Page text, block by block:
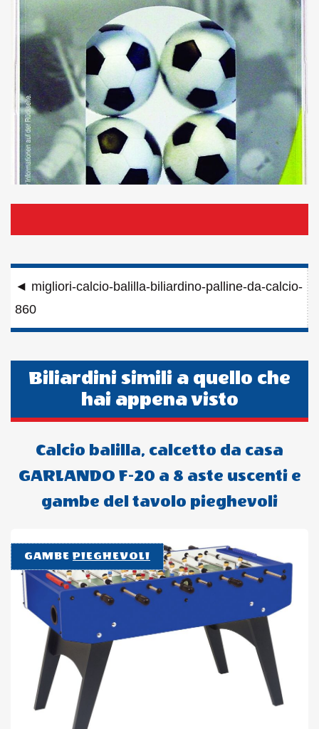
Navigazione
articoli
◄ migliori-calcio-balilla-biliardino-palline-da-calcio-
860
Biliardini simili a quello che
hai appena visto
Calcio balilla, calcetto da casa
GARLANDO F-20 a 8 aste uscenti e
gambe del tavolo pieghevoli
GAMBE PIEGHEVOLI